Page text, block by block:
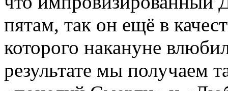
пятам, так он ещё в
которого накануне
результате мы получаем